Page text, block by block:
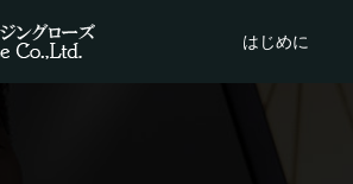
はじめに